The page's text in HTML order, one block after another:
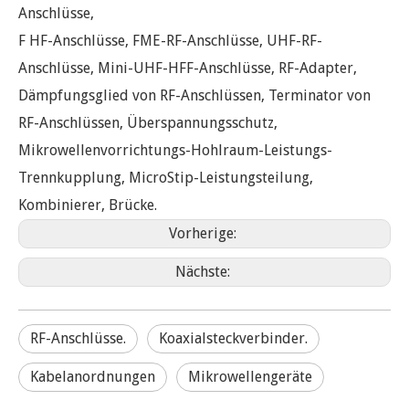
Anschlüsse,
F HF-Anschlüsse, FME-RF-Anschlüsse, UHF-RF-
Anschlüsse, Mini-UHF-HFF-Anschlüsse, RF-Adapter,
Dämpfungsglied von RF-Anschlüssen, Terminator von
RF-Anschlüssen, Überspannungsschutz,
Mikrowellenvorrichtungs-Hohlraum-Leistungs-
Trennkupplung, MicroStip-Leistungsteilung,
Kombinierer, Brücke.
Vorherige:
Nächste:
RF-Anschlüsse. Koaxialsteckverbinder.
Kabelanordnungen Mikrowellengeräte